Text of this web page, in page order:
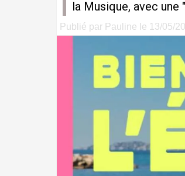
la Musique, avec
Publié par Pauline le 13/05/